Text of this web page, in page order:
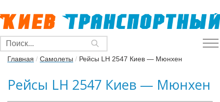
Главная / Самолеты / Рейсы LH 2547 Киев — Мюнхен
Рейсы LH 2547 Киев — Мюнхен